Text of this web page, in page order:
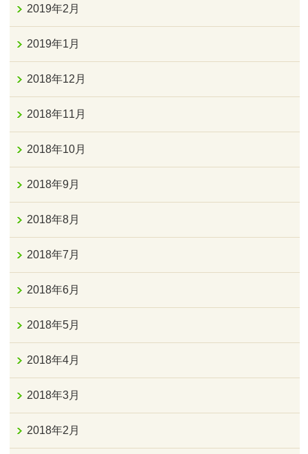
2019年2月
2019年1月
2018年12月
2018年11月
2018年10月
2018年9月
2018年8月
2018年7月
2018年6月
2018年5月
2018年4月
2018年3月
2018年2月